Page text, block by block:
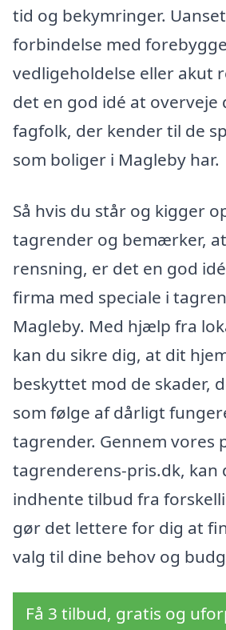
tid og bekymringer.
forbindelse med
vedligeholdelse eller akut
det en god idé at overveje
fagfolk, der kender til de
som boliger i Magleby har.
Så hvis du står og kigger
tagrender og bemærker,
rensning, er det en god
firma med speciale i
Magleby. Med hjælp fra
kan du sikre dig, at dit
beskyttet mod de skader,
som følge af dårligt
tagrender. Gennem vores
tagrenderens-pris.dk, kan
indhente tilbud fra
gør det lettere for dig at
valg til dine behov og
Få 3 tilbud, gratis og